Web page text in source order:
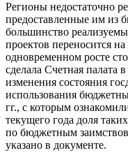
Регионы недостаточно
предоставленные им из
большинство
проектов переносится
одновременном росте
сделала Счетная палата в
изменения состояния
использования
гг., с которым
текущего года доля
по бюджетным
указано в документе.